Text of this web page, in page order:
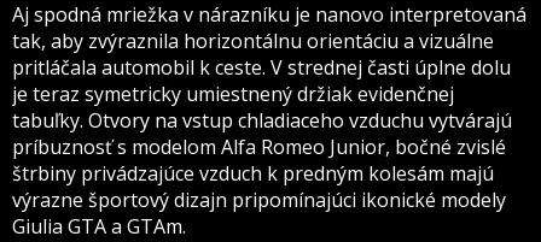
Aj spodná mriežka v nárazníku je nanovo interpretovaná
tak, aby zvýraznila horizontálnu orientáciu a vizuálne
pritláčala automobil k ceste. V strednej časti úplne dolu
je teraz symetricky umiestnený držiak evidenčnej
tabuľky. Otvory na vstup chladiaceho vzduchu vytvárajú
príbuznosť s modelom Alfa Romeo Junior, bočné zvislé
štrbiny privádzajúce vzduch k predným kolesám majú
výrazne športový dizajn pripomínajúci ikonické modely
Giulia GTA a GTAm.